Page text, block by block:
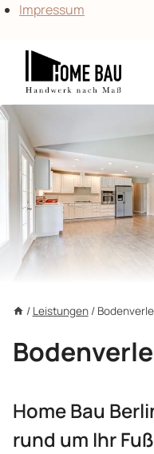
Impressum
Zum
springen
/ Leistungen /
Home Bau
rund um Ihr